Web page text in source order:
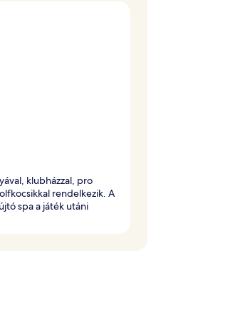
klubházzal, pro
rendelkezik. A
spa a játék utáni